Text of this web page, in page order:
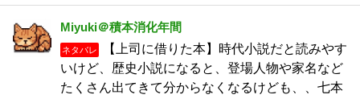
Miyuki＠積本消化年間
ネタバレ
【上司に借りた本】時代小説だと読みやす
いけど、歴史小説になると、登場人物や家名など
たくさん出てきて分からなくなるけども、、七本